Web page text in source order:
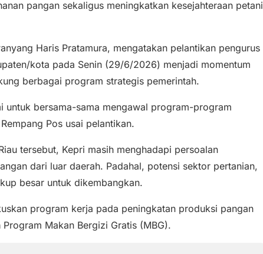
pangan sekaligus meningkatkan kesejahteraan petani
Haris Pratamura, mengatakan pelantikan pengurus
kota pada Senin (29/6/2026) menjadi momentum
berbagai program strategis pemerintah.
untuk bersama-sama mengawal program-program
Pos usai pelantikan.
tersebut, Kepri masih menghadapi persoalan
dari luar daerah. Padahal, potensi sektor pertanian,
besar untuk dikembangkan.
program kerja pada peningkatan produksi pangan
Makan Bergizi Gratis (MBG).